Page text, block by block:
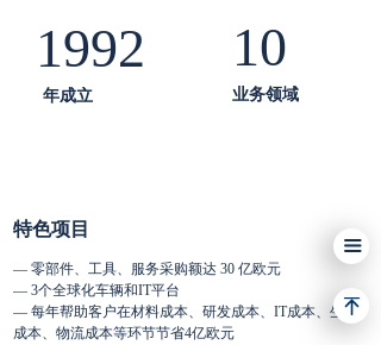
1992
年成立
10
业务领域
特色项目
— 零部件、工具、服务采购额达 30 亿欧元
— 3个全球化车辆和IT平台
— 每年帮助客户在材料成本、研发成本、IT成本、生产
成本、物流成本等环节节省4亿欧元
끀